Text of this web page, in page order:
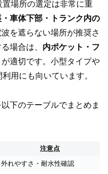
場所の選定は非常に重
車体下部・トランク内の
を遮らない場所が推奨さ
場合は、 内ポケット・フ
が適切です。小型タイプや
用にも向いています。
下のテーブルでまとめま
注意点
外れやすさ・耐水性確認